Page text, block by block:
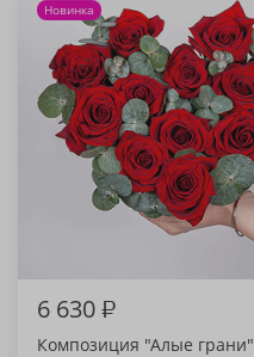
Новинка
6 630₽
Композиция "Алые грани"